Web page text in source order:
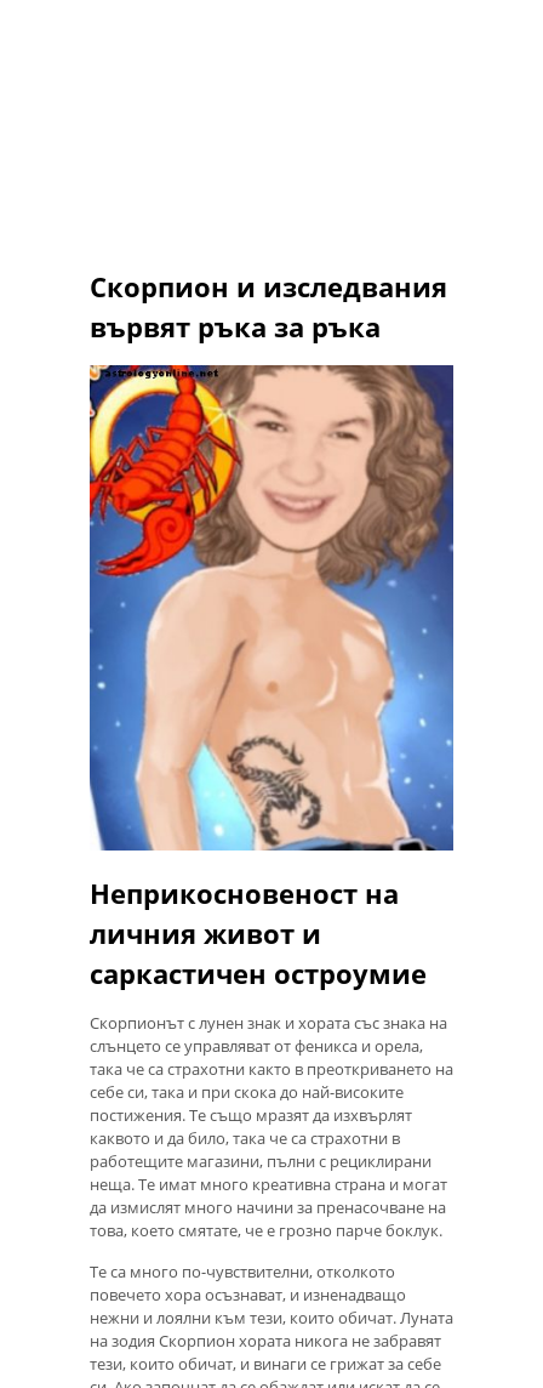
Скорпион и изследвания
вървят ръка за ръка
Неприкосновеност на
личния живот и
саркастичен остроумие
Скорпионът с лунен знак и хората със знака на
слънцето се управляват от феникса и орела,
така че са страхотни както в преоткриването на
себе си, така и при скока до най-високите
постижения. Те също мразят да изхвърлят
каквото и да било, така че са страхотни в
работещите магазини, пълни с рециклирани
неща. Те имат много креативна страна и могат
да измислят много начини за пренасочване на
това, което смятате, че е грозно парче боклук.
Те са много по-чувствителни, отколкото
повечето хора осъзнават, и изненадващо
нежни и лоялни към тези, които обичат. Луната
на зодия Скорпион хората никога не забравят
тези, които обичат, и винаги се грижат за себе